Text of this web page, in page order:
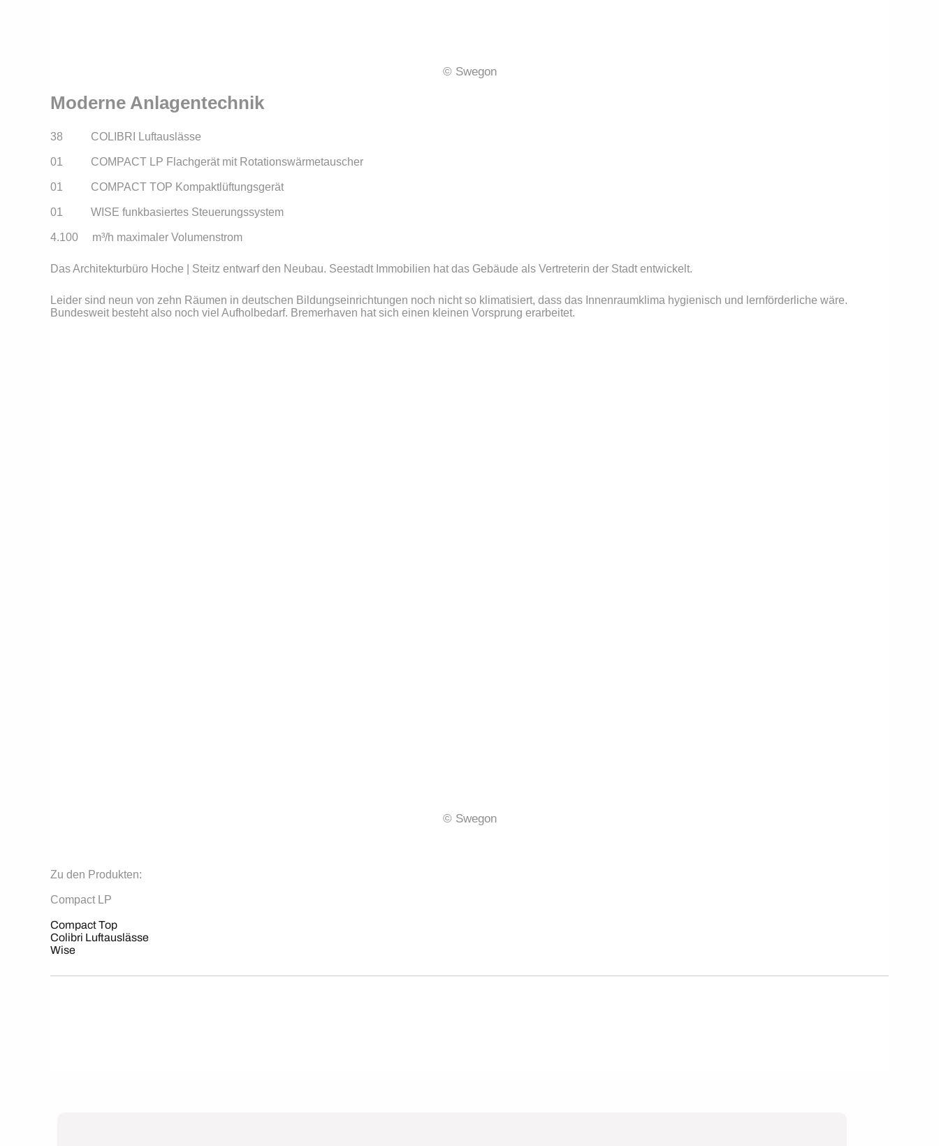
© Swegon
Moderne Anlagentechnik
38          COLIBRI Luftauslässe
01          COMPACT LP Flachgerät mit Rotationswärmetauscher
01          COMPACT TOP Kompaktlüftungsgerät
01          WISE funkbasiertes Steuerungssystem
4.100     m³/h maximaler Volumenstrom
Das Architekturbüro Hoche | Steitz entwarf den Neubau. Seestadt Immobilien hat das Gebäude als Vertreterin der Stadt entwickelt.
Leider sind neun von zehn Räumen in deutschen Bildungseinrichtungen noch nicht so klimatisiert, dass das Innenraumklima hygienisch und lernförderliche wäre.
Bundesweit besteht also noch viel Aufholbedarf. Bremerhaven hat sich einen kleinen Vorsprung erarbeitet.
© Swegon
Zu den Produkten:
Compact LP
Compact Top
Colibri Luftauslässe
Wise